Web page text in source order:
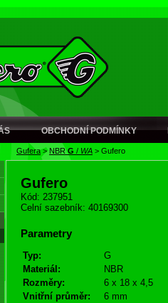
OBCHODNÍ PODMÍNKY
Gufera> NBRG / WA > Gufero
Gufero
Kód: 237951
Celní sazebník: 40169300
Parametry
Typ:
G
Materiál:
NBR
Rozměry:
6 x 18 x 4,5
Vnitřní průměr:
6 mm